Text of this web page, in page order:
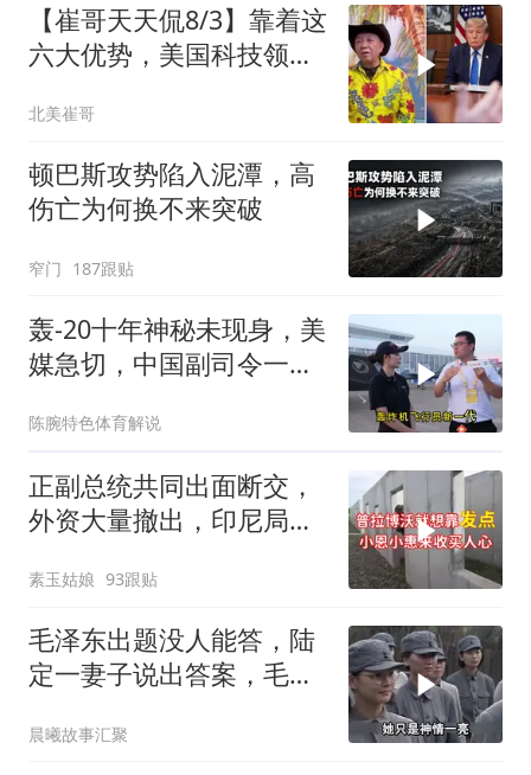
【崔哥天天侃8/3】靠着这
六大优势，美国科技领军
北美崔哥
顿巴斯攻势陷入泥潭，高
伤亡为何换不来突破
窄门 187跟贴
轰-20十年神秘未现身，美
媒急切，中国副司令一句
陈腕特色体育解说
正副总统共同出面断交，
外资大量撤出，印尼局势
素玉姑娘 93跟贴
毛泽东出题没人能答，陆
定一妻子说出答案，毛主
晨曦故事汇聚